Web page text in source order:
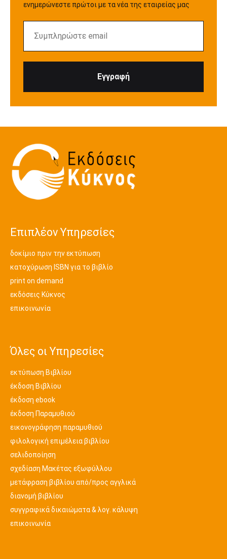
ενημερώνεστε πρώτοι με τα νέα της εταιρείας μας
Επιπλέον Υπηρεσίες
δοκίμιο πριν την εκτύπωση
κατοχύρωση ISBN για το βιβλίο
print on demand
εκδόσεις Κύκνος
επικοινωνία
Όλες οι Υπηρεσίες
εκτύπωση Βιβλίου
έκδοση Βιβλίου
έκδοση ebook
έκδοση Παραμυθιού
εικονογράφηση παραμυθιού
φιλολογική επιμέλεια βιβλίου
σελιδοποίηση
σχεδίαση Μακέτας εξωφύλλου
μετάφραση βιβλίου από/προς αγγλικά
διανομή βιβλίου
συγγραφικά δικαιώματα & λογ. κάλυψη
επικοινωνία